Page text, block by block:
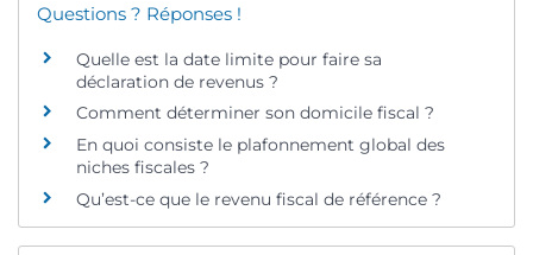
Questions ? Réponses !
Quelle est la date limite pour faire sa
déclaration de revenus ?
Comment déterminer son domicile fiscal ?
En quoi consiste le plafonnement global des
niches fiscales ?
Qu’est-ce que le revenu fiscal de référence ?